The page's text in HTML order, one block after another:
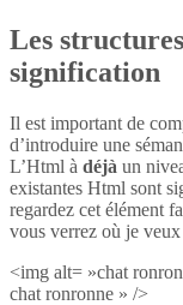
Les
signification
Il est important de
d’introduire une
L’Html à déjà un
existantes Html sont
regardez cet élément
vous verrez où je
<img alt= »chat
chat ronronne » />